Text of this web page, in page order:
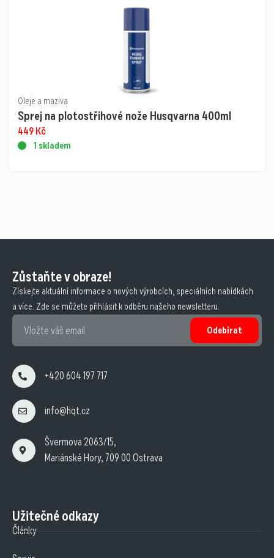
Oleje a maziva
Sprej na plotostřihové nože Husqvarna 400ml
449Kč
1 skladem
Zůstaňte v obraze!
Získejte aktuální informace o nových výrobcích, speciálních nabídkách
a více. Zde se můžete přihlásit k odběru našeho newsletteru.
Odebírat
+420 604 197 717
info@hqt.cz
Švermova 2063/15,
Mariánské Hory, 709 00 Ostrava
Užitečné odkazy
Články